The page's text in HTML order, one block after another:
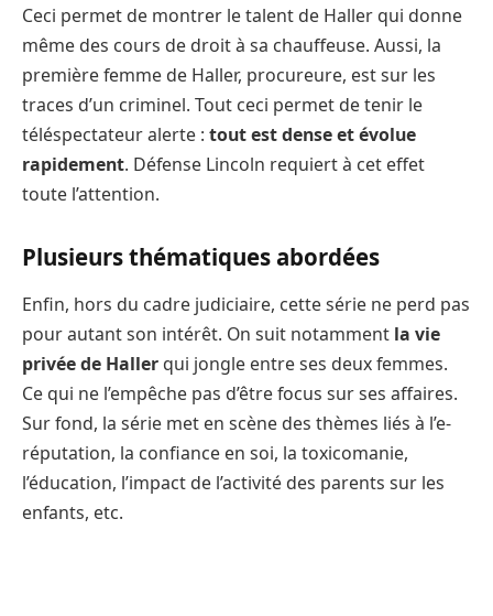
Ceci permet de montrer le talent de Haller qui donne
même des cours de droit à sa chauffeuse. Aussi, la
première femme de Haller, procureure, est sur les
traces d’un criminel. Tout ceci permet de tenir le
téléspectateur alerte : tout est dense et évolue
rapidement. Défense Lincoln requiert à cet effet
toute l’attention.
Plusieurs thématiques abordées
Enfin, hors du cadre judiciaire, cette série ne perd pas
pour autant son intérêt. On suit notamment la vie
privée de Haller qui jongle entre ses deux femmes.
Ce qui ne l’empêche pas d’être focus sur ses affaires.
Sur fond, la série met en scène des thèmes liés à l’e-
réputation, la confiance en soi, la toxicomanie,
l’éducation, l’impact de l’activité des parents sur les
enfants, etc.